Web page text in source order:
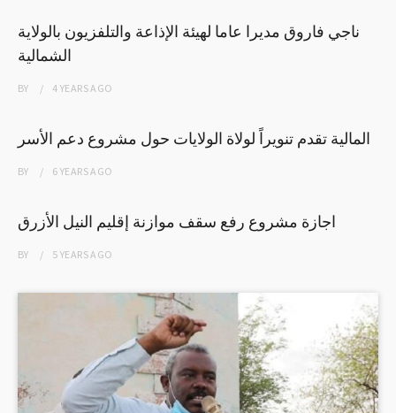
ناجي فاروق مديرا عاما لهيئة الإذاعة والتلفزيون بالولاية
الشمالية
BY 4 YEARSAGO
المالية تقدم تنويراً لولاة الولايات حول مشروع دعم الأسر
BY 6 YEARSAGO
اجازة مشروع رفع سقف موازنة إقليم النيل الأزرق
BY 5 YEARSAGO